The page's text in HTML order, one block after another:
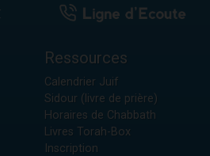
Ressources
Calendrier Juif
Sidour (livre de prière)
Horaires de Chabbath
Livres Torah-Box
Inscription